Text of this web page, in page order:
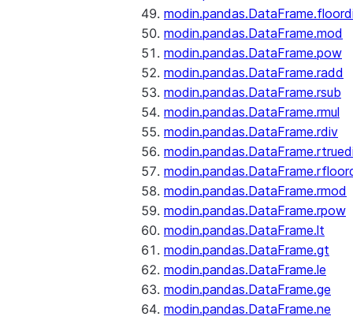
modin.pandas.DataFrame.mod
modin.pandas.DataFrame.pow
modin.pandas.DataFrame.radd
modin.pandas.DataFrame.rsub
modin.pandas.DataFrame.rmul
modin.pandas.DataFrame.rdiv
modin.pandas.DataFrame.rmod
modin.pandas.DataFrame.rpow
modin.pandas.DataFrame.lt
modin.pandas.DataFrame.gt
modin.pandas.DataFrame.le
modin.pandas.DataFrame.ge
modin.pandas.DataFrame.ne